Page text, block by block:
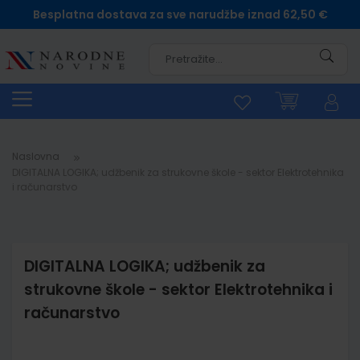
Besplatna dostava za sve narudžbe iznad 62,50 €
Naslovna
DIGITALNA LOGIKA; udžbenik za
strukovne škole - sektor Elektrotehnika i
računarstvo